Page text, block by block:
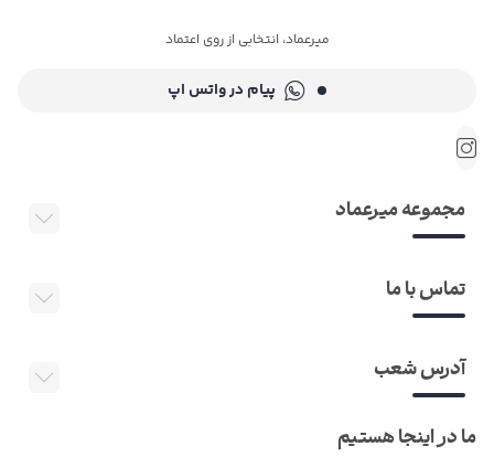
میرعماد، انتخابی از روی اعتماد
پیام در واتس اپ
مجموعه میرعماد
تماس با ما
آدرس شعب
ما در اینجا هستیم